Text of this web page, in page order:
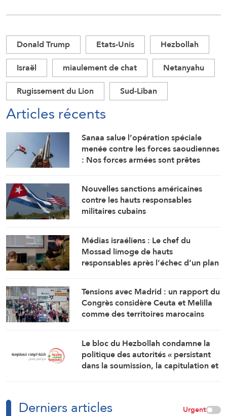
Donald Trump Etats-Unis
Hezbollah
Israël
miaulement de chat
Netanyahu
Rugissement du Lion
Sud-Liban
Articles récents
Sanaa salue l’opération spéciale
menée contre les forces saoudiennes
: Nos forces armées sont prêtes
Nouvelles sanctions américaines
contre les hauts responsables
militaires cubains
Médias israéliens : Le chef du
Mossad limoge de hauts
responsables après l’échec d’un plan
Tensions avec Madrid : un rapport du
Congrès considère Ceuta et Melilla
comme des territoires marocains
Le bloc du Hezbollah condamne la
politique des autorités « persistant
dans la soumission, la capitulation et
Derniers articles Urgent